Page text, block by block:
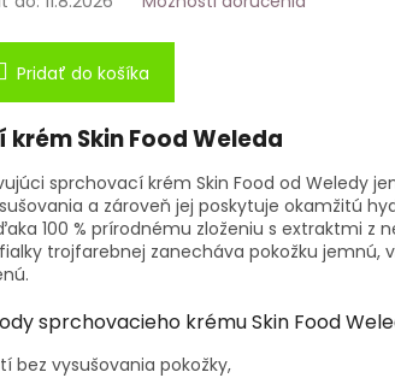
Pridať do košíka
Skin Food Weleda
sprchovací krém Skin Food od Weledy
a zároveň jej poskytuje okamžitú
100 % prírodnému zloženiu s extraktmi z
trojfarebnej zanecháva pokožku jemnú,
sprchovacieho krému Skin Food
bez vysušovania pokožky,